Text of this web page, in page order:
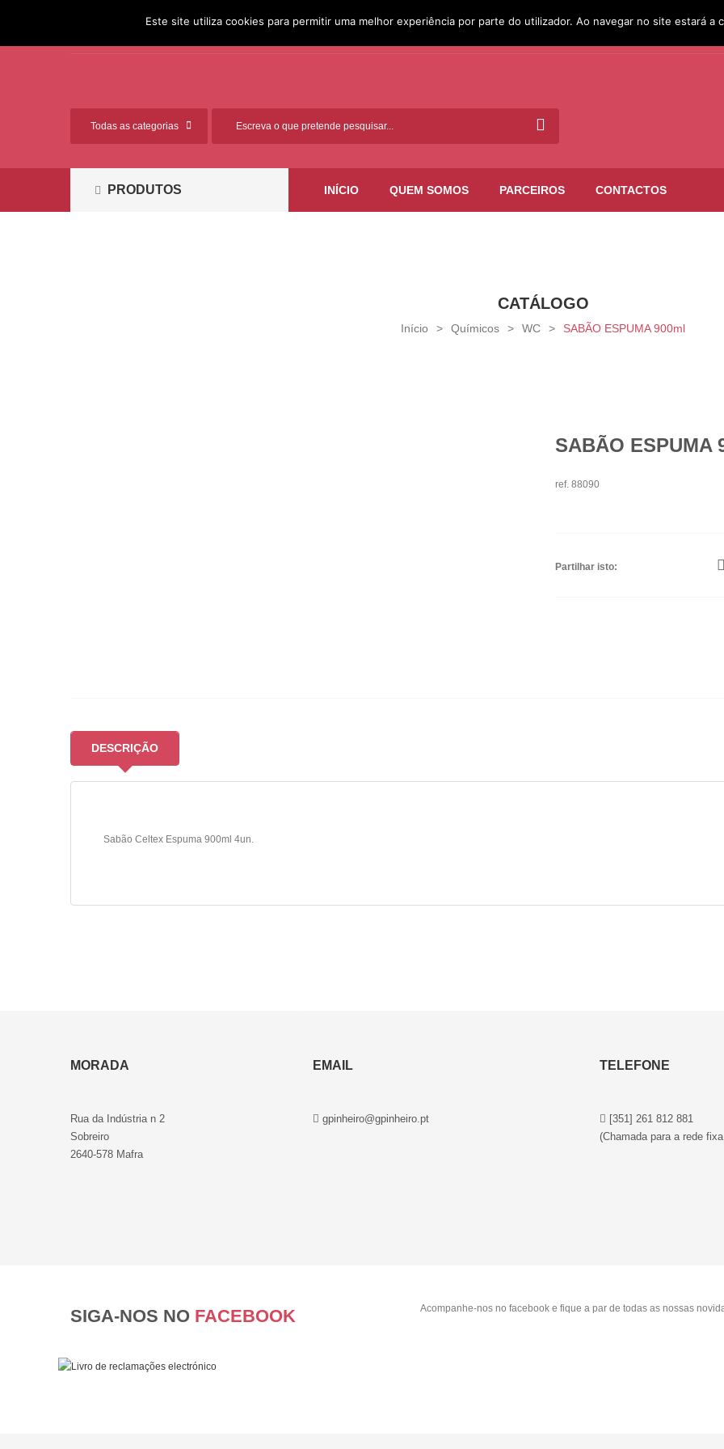
[351] 261 812 881 (Chamada
PRODUTOS INÍCIO QUEM SOMOS PARCEIROS CONTACTOS
CATÁLOGO
Início > Químicos > WC > SABÃO ESPUMA 900ml
SABÃO ESPUMA
ref. 88090
Partilhar isto:
DESCRIÇÃO
Sabão Celtex Espuma 900ml 4un.
MORADA
Rua da Indústria n 2
Sobreiro
2640-578 Mafra
EMAIL
gpinheiro@gpinheiro.pt
TELEFONE
[351] 261 812 881
(Chamada para a rede
SIGA-NOS NO FACEBOOK Acompanhe-nos no facebook e fique a par de todas as nossas
Este site utiliza cookies para permitir uma melhor experiência por parte do utilizador. Ao navegar no site estará a